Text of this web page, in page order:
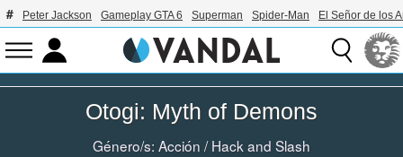
Peter Jackson Gameplay GTA 6 Superman Spider-Man El Señor de los
Otogi: Myth of Demons
Género/s: Acción /Hack and Slash